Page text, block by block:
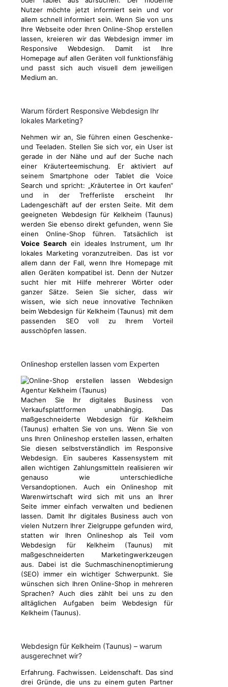
Nutzer möchte jetzt informiert sein und vor
allem schnell informiert sein. Wenn Sie von uns
Ihre Webseite oder Ihren Online-Shop erstellen
lassen, kreieren wir das Webdesign immer im
Responsive Webdesign. Damit ist Ihre
Homepage auf allen Geräten voll funktionsfähig
und passt sich auch visuell dem jeweiligen
Medium an.
Warum fördert Responsive Webdesign Ihr
lokales Marketing?
Nehmen wir an, Sie führen einen Geschenke-
und Teeladen. Stellen Sie sich vor, ein User ist
gerade in der Nähe und auf der Suche nach
einer Kräuterteemischung. Er aktiviert auf
seinem Smartphone oder Tablet die Voice
Search und spricht: „Kräutertee in Ort kaufen“
und in der Trefferliste erscheint Ihr
Ladengeschäft auf der ersten Seite. Mit dem
geeigneten Webdesign für Kelkheim (Taunus)
werden Sie ebenso direkt gefunden, wenn Sie
einen Online-Shop führen. Tatsächlich ist
Voice Searchein ideales Instrument, um Ihr
lokales Marketing voranzutreiben. Das ist vor
allem dann der Fall, wenn Ihre Homepage mit
allen Geräten kompatibel ist. Denn der Nutzer
sucht hier mit Hilfe mehrerer Wörter oder
ganzer Sätze. Seien Sie sicher, dass wir
wissen, wie sich neue innovative Techniken
beim Webdesign für Kelkheim (Taunus) mit dem
passenden SEO voll zu Ihrem Vorteil
ausschöpfen lassen.
Onlineshop erstellen lassen vom Experten
Machen Sie Ihr digitales Business von
Verkaufsplattformen unabhängig. Das
maßgeschneiderte Webdesign für Kelkheim
(Taunus) erhalten Sie von uns. Wenn Sie von
uns Ihren Onlineshop erstellen lassen, erhalten
Sie diesen selbstverständlich im Responsive
Webdesign. Ein sauberes Kassensystem mit
allen wichtigen Zahlungsmitteln realisieren wir
genauso wie unterschiedliche
Versandoptionen. Auch ein Onlineshop mit
Warenwirtschaft wird sich mit uns an Ihrer
Seite immer einfach verwalten und bedienen
lassen. Damit Ihr digitales Business auch von
vielen Nutzern Ihrer Zielgruppe gefunden wird,
statten wir Ihren Onlineshop als Teil vom
Webdesign für Kelkheim (Taunus) mit
maßgeschneiderten Marketingwerkzeugen
aus. Dabei ist die Suchmaschinenoptimierung
(SEO) immer ein wichtiger Schwerpunkt. Sie
wünschen sich Ihren Online-Shop in mehreren
Sprachen? Auch dies zählt bei uns zu den
alltäglichen Aufgaben beim Webdesign für
Kelkheim (Taunus).
Webdesign für Kelkheim (Taunus) – warum
ausgerechnet wir?
Erfahrung. Fachwissen. Leidenschaft. Das sind
drei Gründe, die uns zu einem guten Partner